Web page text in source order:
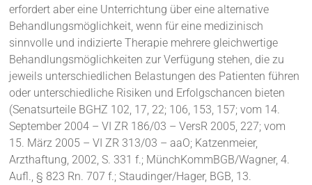
erfordert aber eine Unterrichtung über eine alternative
Behandlungsmöglichkeit, wenn für eine medizinisch
sinnvolle und indizierte Therapie mehrere gleichwertige
Behandlungsmöglichkeiten zur Verfügung stehen, die zu
jeweils unterschiedlichen Belastungen des Patienten führen
oder unterschiedliche Risiken und Erfolgschancen bieten
(Senatsurteile BGHZ 102, 17, 22; 106, 153, 157; vom 14.
September 2004 – VI ZR 186/03 – VersR 2005, 227; vom
15. März 2005 – VI ZR 313/03 – aaO; Katzenmeier,
Arzthaftung, 2002, S. 331 f.; MünchKommBGB/Wagner, 4.
Aufl., § 823 Rn. 707 f.; Staudinger/Hager, BGB, 13.